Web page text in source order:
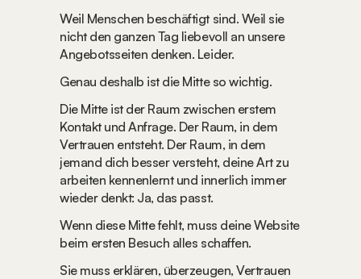
Weil Menschen beschäftigt sind. Weil sie
nicht den ganzen Tag liebevoll an unsere
Angebotsseiten denken. Leider.
Genau deshalb ist die Mitte so wichtig.
Die Mitte ist der Raum zwischen erstem
Kontakt und Anfrage. Der Raum, in dem
Vertrauen entsteht. Der Raum, in dem
jemand dich besser versteht, deine Art zu
arbeiten kennenlernt und innerlich immer
wieder denkt: Ja, das passt.
Wenn diese Mitte fehlt, muss deine Website
beim ersten Besuch alles schaffen.
Sie muss erklären, überzeugen, Vertrauen